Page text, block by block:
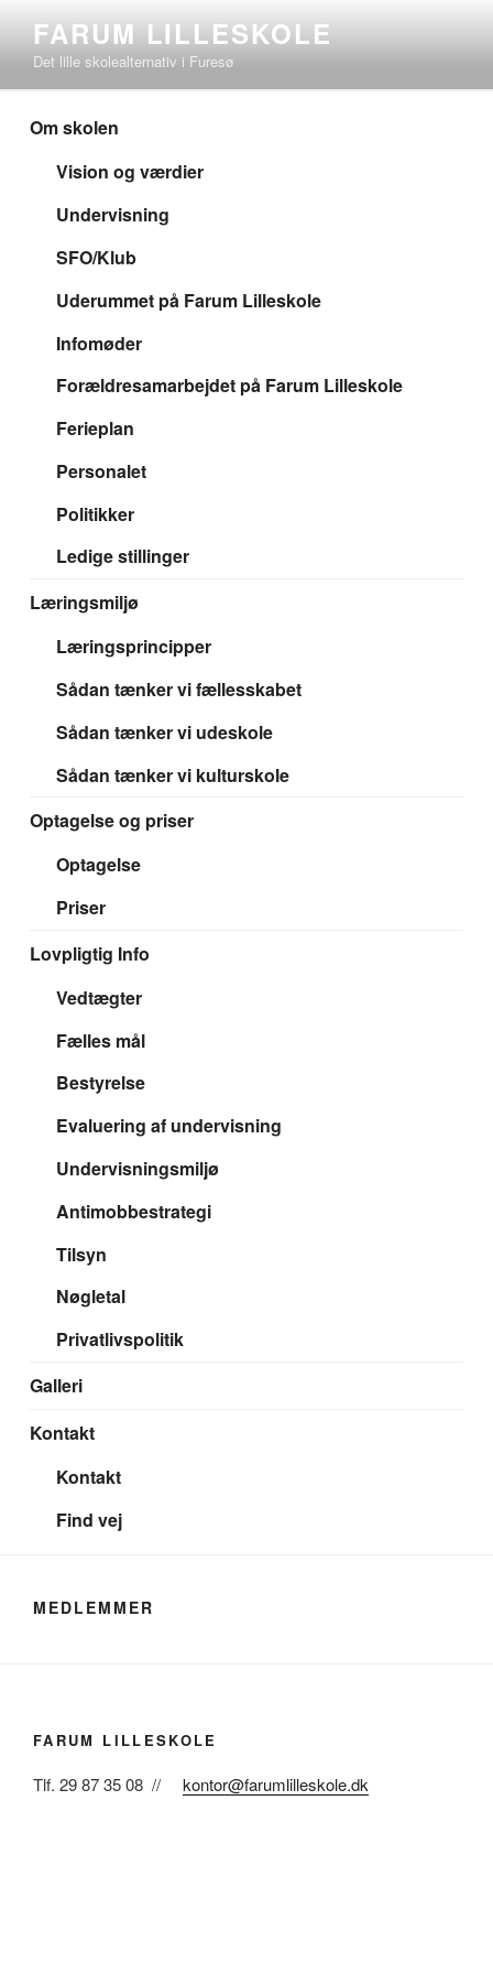
indhold
FARUM LILLESKOLE
Det lille skolealternativ i Furesø
Om skolen
Vision og værdier
Undervisning
SFO/Klub
Uderummet på Farum Lilleskole
Infomøder
Forældresamarbejdet på Farum Lilleskole
Ferieplan
Personalet
Politikker
Ledige stillinger
Læringsmiljø
Læringsprincipper
Sådan tænker vi fællesskabet
Sådan tænker vi udeskole
Sådan tænker vi kulturskole
Optagelse og priser
Optagelse
Priser
Lovpligtig Info
Vedtægter
Fælles mål
Bestyrelse
Evaluering af undervisning
Undervisningsmiljø
Antimobbestrategi
Tilsyn
Nøgletal
Privatlivspolitik
Galleri
Kontakt
Kontakt
Find vej
MEDLEMMER
FARUM LILLESKOLE
Tlf. 29 87 35 08 // kontor@farumlilleskole.dk